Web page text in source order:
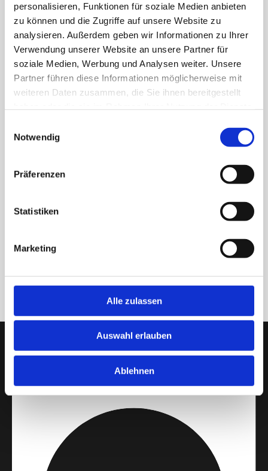
personalisieren, Funktionen für soziale Medien anbieten
zu können und die Zugriffe auf unsere Website zu
analysieren. Außerdem geben wir Informationen zu Ihrer
Verwendung unserer Website an unsere Partner für
soziale Medien, Werbung und Analysen weiter. Unsere
Partner führen diese Informationen möglicherweise mit
weiteren Daten zusammen, die Sie ihnen bereitgestellt
Notwendig
Präferenzen
Statistiken
Marketing
Alle zulassen
Auswahl erlauben
Ablehnen
JETZT ANFRAGEN
ZURÜCK